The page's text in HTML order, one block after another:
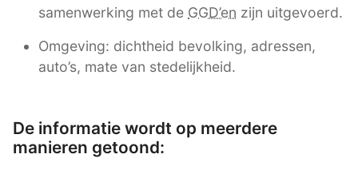
samenwerking met de GGD’en zijn uitgevoerd.
Omgeving: dichtheid bevolking, adressen,
auto’s, mate van stedelijkheid.
De informatie wordt op meerdere
manieren getoond: